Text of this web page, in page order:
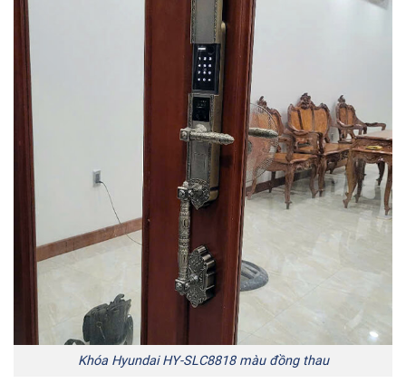
Khóa Hyundai HY-SLC8818 màu đồng thau